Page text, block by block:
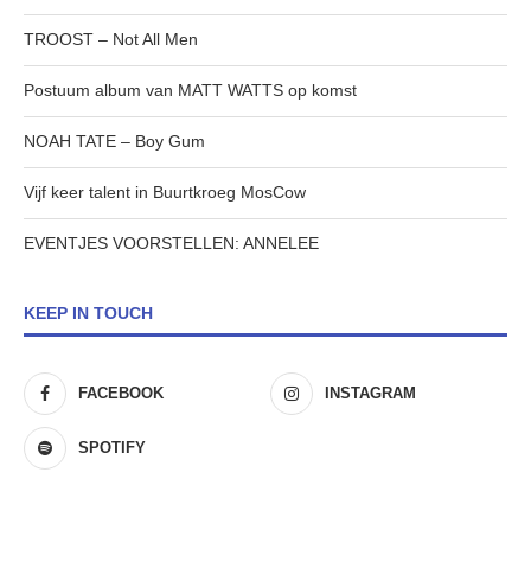
TROOST – Not All Men
Postuum album van MATT WATTS op komst
NOAH TATE – Boy Gum
Vijf keer talent in Buurtkroeg MosCow
EVENTJES VOORSTELLEN: ANNELEE
KEEP IN TOUCH
FACEBOOK INSTAGRAM
SPOTIFY